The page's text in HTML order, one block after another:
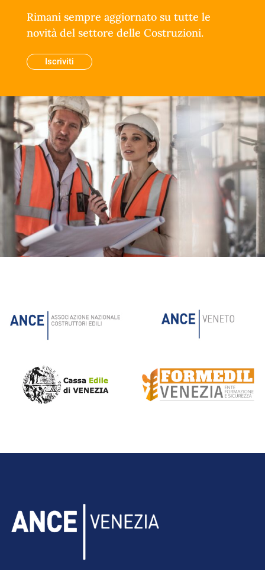
Rimani sempre aggiornato su tutte le
novità del settore delle Costruzioni.
Iscriviti